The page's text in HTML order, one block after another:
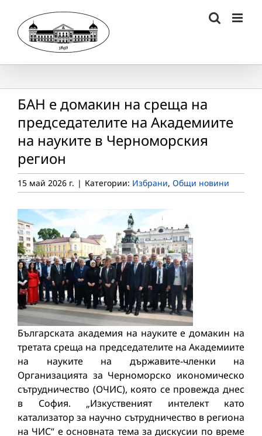
content
БАН е домакин на среща на
председателите на Академиите
на науките в Черноморския
регион
15 май 2026 г. | Категории: Избрани, Общи новини
Българската академия на науките е домакин на
третата среща на председателите на Академиите
на науките на държавите-членки на
Организацията за Черноморско икономическо
сътрудничество (ОЧИС), която се провежда днес
в София. „Изкуственият интелект като
катализатор за научно сътрудничество в региона
на ЧИС“ е основната тема за дискусии по време